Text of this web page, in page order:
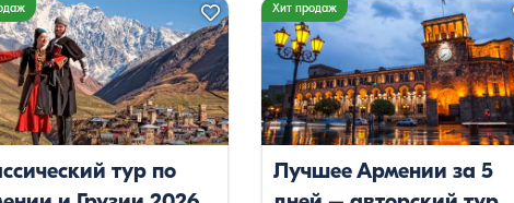
тур по
Хит продаж
Лучшее Армении за 5